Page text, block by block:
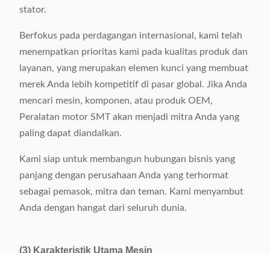
stator.
Berfokus pada perdagangan internasional, kami telah
menempatkan prioritas kami pada kualitas produk dan
layanan, yang merupakan elemen kunci yang membuat
merek Anda lebih kompetitif di pasar global. Jika Anda
mencari mesin, komponen, atau produk OEM,
Peralatan motor SMT akan menjadi mitra Anda yang
paling dapat diandalkan.
Kami siap untuk membangun hubungan bisnis yang
panjang dengan perusahaan Anda yang terhormat
sebagai pemasok, mitra dan teman. Kami menyambut
Anda dengan hangat dari seluruh dunia.
(3) Karakteristik Utama Mesin